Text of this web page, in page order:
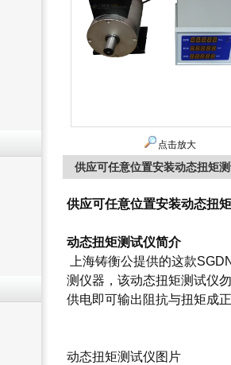
点击放大
供应可任意位置安装动态扭矩
供应可任意位置安装动态扭
动态扭矩测试仪简介
上海铸衡公提供的这款
测仪器，该动态扭矩测试仪
供电即可输出阻抗与扭矩成
动态扭矩测试仪图片